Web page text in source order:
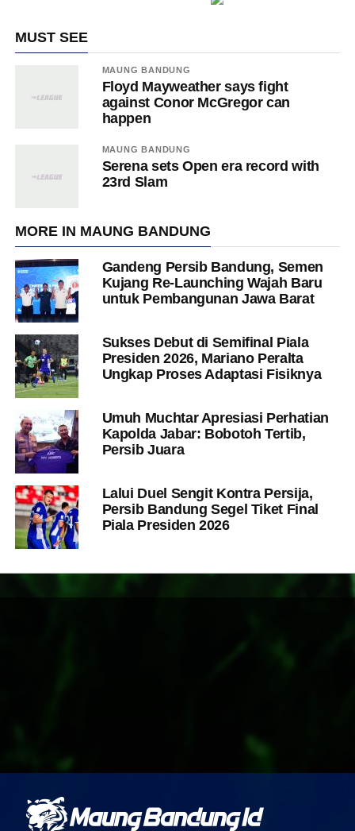
MUST SEE
MAUNG BANDUNG
Floyd Mayweather says fight
against Conor McGregor can
happen
MAUNG BANDUNG
Serena sets Open era record with
23rd Slam
MORE IN MAUNG BANDUNG
Gandeng Persib Bandung, Semen
Kujang Re-Launching Wajah Baru
untuk Pembangunan Jawa Barat
Sukses Debut di Semifinal Piala
Presiden 2026, Mariano Peralta
Ungkap Proses Adaptasi Fisiknya
Umuh Muchtar Apresiasi Perhatian
Kapolda Jabar: Bobotoh Tertib,
Persib Juara
Lalui Duel Sengit Kontra Persija,
Persib Bandung Segel Tiket Final
Piala Presiden 2026